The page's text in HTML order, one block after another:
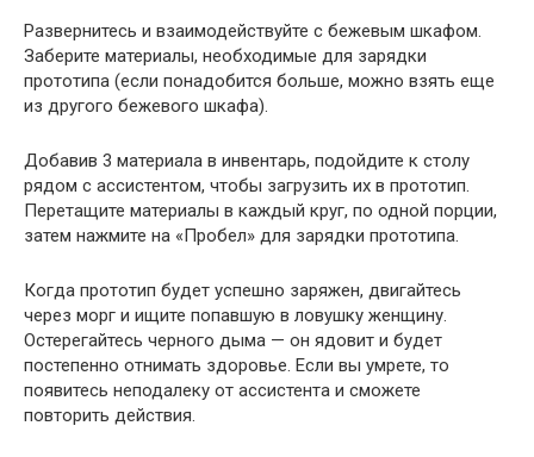
Развернитесь и взаимодействуйте с бежевым шкафом.
Заберите материалы, необходимые для зарядки
прототипа (если понадобится больше, можно взять еще
из другого бежевого шкафа).
Добавив 3 материала в инвентарь, подойдите к столу
рядом с ассистентом, чтобы загрузить их в прототип.
Перетащите материалы в каждый круг, по одной порции,
затем нажмите на «Пробел» для зарядки прототипа.
Когда прототип будет успешно заряжен, двигайтесь
через морг и ищите попавшую в ловушку женщину.
Остерегайтесь черного дыма — он ядовит и будет
постепенно отнимать здоровье. Если вы умрете, то
появитесь неподалеку от ассистента и сможете
повторить действия.